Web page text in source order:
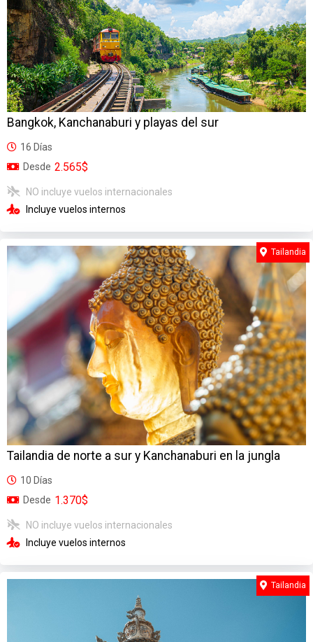
Bangkok, Kanchanaburi y playas del sur
16 Días
Desde 2.565$
NO incluye vuelos internacionales
Incluye vuelos internos
Tailandia de norte a sur y Kanchanaburi en la jungla
10 Días
Desde 1.370$
NO incluye vuelos internacionales
Incluye vuelos internos
Tailandia
Tailandia